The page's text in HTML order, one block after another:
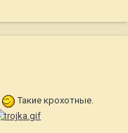
Такие крохотные.